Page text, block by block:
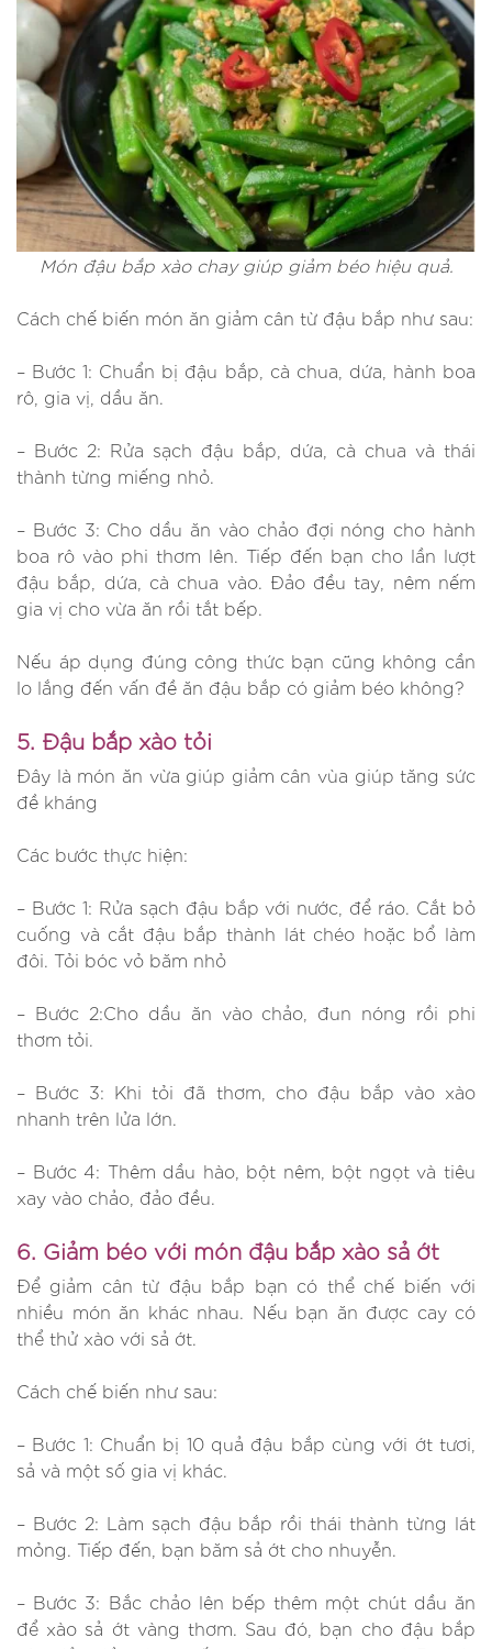
Món đậu bắp xào chay giúp giảm béo hiệu quả.
Cách chế biến món ăn giảm cân từ đậu bắp như sau:
– Bước 1: Chuẩn bị đậu bắp, cà chua, dứa, hành boa
rô, gia vị, dầu ăn.
– Bước 2: Rửa sạch đậu bắp, dứa, cà chua và thái
thành từng miếng nhỏ.
– Bước 3: Cho dầu ăn vào chảo đợi nóng cho hành
boa rô vào phi thơm lên. Tiếp đến bạn cho lần lượt
đậu bắp, dứa, cà chua vào. Đảo đều tay, nêm nếm
gia vị cho vừa ăn rồi tắt bếp.
Nếu áp dụng đúng công thức bạn cũng không cần
lo lắng đến vấn đề ăn đậu bắp có giảm béo không?
5. Đậu bắp xào tỏi
Đây là món ăn vừa giúp giảm cân vùa giúp tăng sức
đề kháng
Các bước thực hiện:
– Bước 1: Rửa sạch đậu bắp với nước, để ráo. Cắt bỏ
cuống và cắt đậu bắp thành lát chéo hoặc bổ làm
đôi. Tỏi bóc vỏ băm nhỏ
– Bước 2:Cho dầu ăn vào chảo, đun nóng rồi phi
thơm tỏi.
– Bước 3: Khi tỏi đã thơm, cho đậu bắp vào xào
nhanh trên lửa lớn.
– Bước 4: Thêm dầu hào, bột nêm, bột ngọt và tiêu
xay vào chảo, đảo đều.
6. Giảm béo với món đậu bắp xào sả ớt
Để giảm cân từ đậu bắp bạn có thể chế biến với
nhiều món ăn khác nhau. Nếu bạn ăn được cay có
thể thử xào với sả ớt.
Cách chế biến như sau:
– Bước 1: Chuẩn bị 10 quả đậu bắp cùng với ớt tươi,
sả và một số gia vị khác.
– Bước 2: Làm sạch đậu bắp rồi thái thành từng lát
mỏng. Tiếp đến, bạn băm sả ớt cho nhuyễn.
– Bước 3: Bắc chảo lên bếp thêm một chút dầu ăn
để xào sả ớt vàng thơm. Sau đó, bạn cho đậu bắp